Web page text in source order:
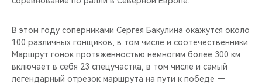
ВИДЕООБЗОРЫ
CHERY ДЛЯ ДЕТЕЙ
В этом году соперниками Сергея Бакулина окажутся около
100 различных гонщиков, в том числе и соотечественники.
Маршрут гонок протяженностью немногим более 300 км
включает в себя 23 спецучастка, в том числе и самый
легендарный отрезок маршрута на пути к победе —